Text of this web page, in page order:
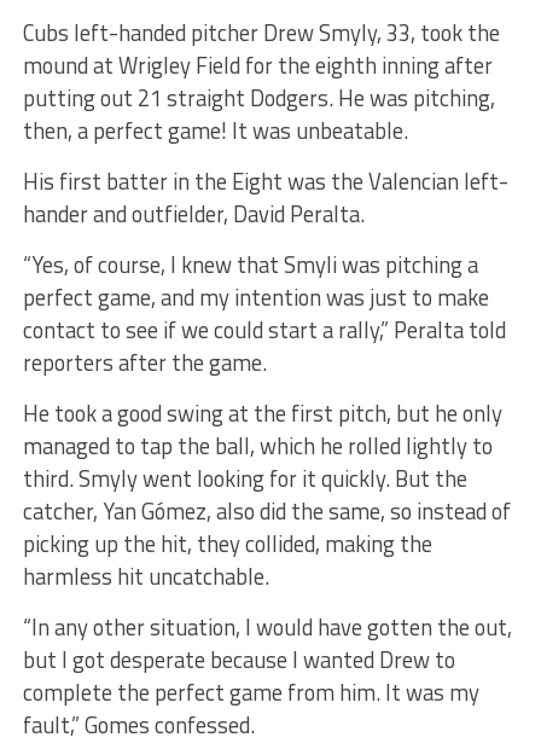
Cubs left-handed pitcher Drew Smyly, 33, took the
mound at Wrigley Field for the eighth inning after
putting out 21 straight Dodgers. He was pitching,
then, a perfect game! It was unbeatable.
His first batter in the Eight was the Valencian left-
hander and outfielder, David Peralta.
“Yes, of course, I knew that Smyli was pitching a
perfect game, and my intention was just to make
contact to see if we could start a rally,” Peralta told
reporters after the game.
He took a good swing at the first pitch, but he only
managed to tap the ball, which he rolled lightly to
third. Smyly went looking for it quickly. But the
catcher, Yan Gómez, also did the same, so instead of
picking up the hit, they collided, making the
harmless hit uncatchable.
“In any other situation, I would have gotten the out,
but I got desperate because I wanted Drew to
complete the perfect game from him. It was my
fault,” Gomes confessed.